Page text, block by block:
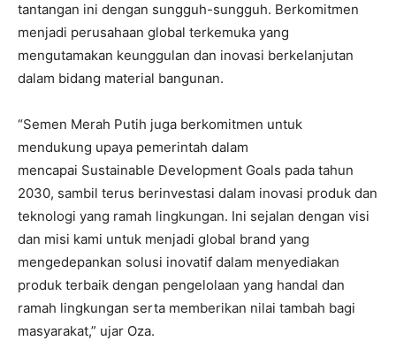
tantangan ini dengan sungguh-sungguh. Berkomitmen
menjadi perusahaan global terkemuka yang
mengutamakan keunggulan dan inovasi berkelanjutan
dalam bidang material bangunan.
“Semen Merah Putih juga berkomitmen untuk
mendukung upaya pemerintah dalam
mencapai Sustainable Development Goals pada tahun
2030, sambil terus berinvestasi dalam inovasi produk dan
teknologi yang ramah lingkungan. Ini sejalan dengan visi
dan misi kami untuk menjadi global brand yang
mengedepankan solusi inovatif dalam menyediakan
produk terbaik dengan pengelolaan yang handal dan
ramah lingkungan serta memberikan nilai tambah bagi
masyarakat,” ujar Oza.